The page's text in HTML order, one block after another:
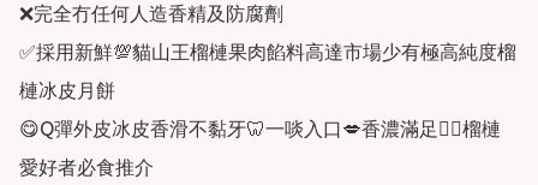
❌完全冇任何人造香精及防腐劑
✅採用新鮮💯貓山王榴槤果肉餡料高達市場少有極高純度榴
槤冰皮月餅
😋Q彈外皮冰皮香滑不黏牙🦷一啖入口💋香濃滿足👍🏻榴槤
愛好者必食推介